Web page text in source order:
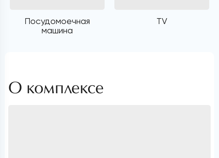
Посудомоечная
машина
TV
О комплексе